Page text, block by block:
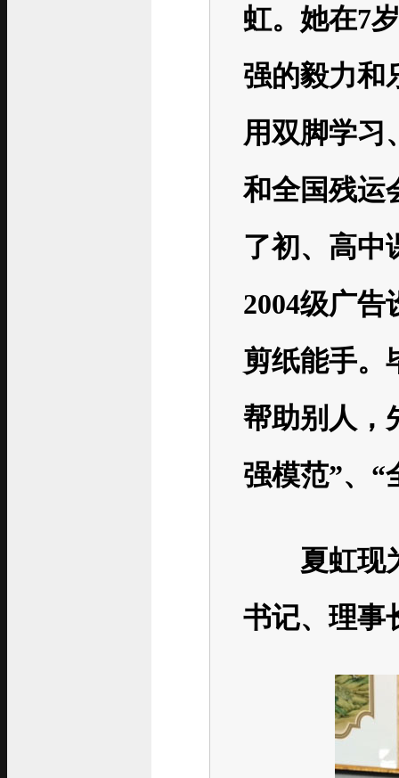
虹。她在7
强的毅力和
用双脚学习
和全国残运
了初、高中
2004级广
剪纸能手。
帮助别人，
强模范”、“
夏虹现为
书记、理事